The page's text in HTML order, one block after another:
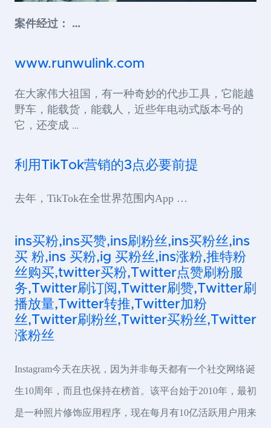
案件经过： …
www.runwulink.com
在大家伟大祖国，有一种奇妙的代步工具，它能越
野车，能载货，能载人，近些年电动式版本号的
它，还变成 …
利用TikTok营销的3点必要前提
去年，TikTok在全世界范围内App …
ins买粉,ins买赞,ins刷粉丝,ins买粉丝,ins
买 粉,ins 买粉,ig 买粉丝,ins涨粉,推特粉
丝购买,twitter买粉,Twitter点赞刷粉服
务,Twitter刷订阅,Twitter刷赞,Twitter刷
播放量,Twitter转推,Twitter加粉
丝,Twitter刷粉丝,Twitter买粉丝,Twitter
涨粉丝
Instagram今天在庆祝，因为并非每天都有一个社交网络诞
生10周年，而且也保持在榜首。该平台始于2010年，最初
是一种照片修饰应用程序，现在每月有10亿活跃用户用来